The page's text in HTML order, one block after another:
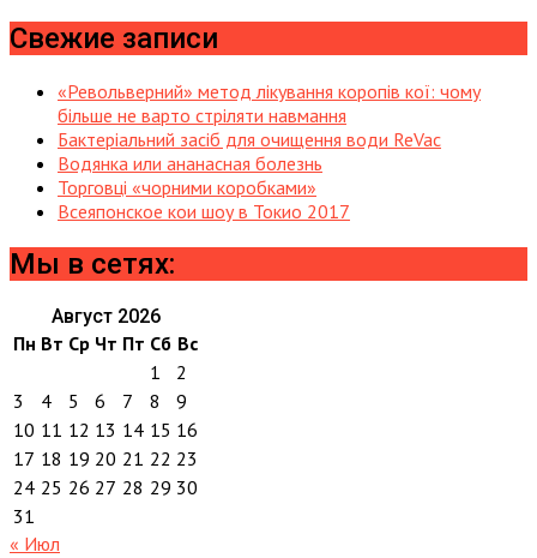
Свежие записи
«Револьверний» метод лікування коропів кої: чому
більше не варто стріляти навмання
Бактеріальний засіб для очищення води ReVac
Водянка или ананасная болезнь
Торговці «чорними коробками»
Всеяпонское кои шоу в Токио 2017
Мы в сетях:
Август 2026
Пн Вт Ср Чт Пт Сб Вс
1
2
3
4 5 6 7 8
9
10 11 12 13 14 15 16
17 18 19 20 21 22 23
24 25 26 27 28 29 30
31
« Июл